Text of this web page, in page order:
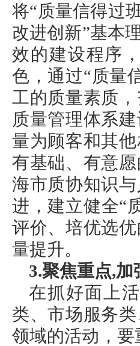
将“质量信得过
改进创新”基本
效的建设程序
色，通过“质量
工的质量素质
质量管理体系
量为顾客和其
有基础、有意
海市质协知识
进，建立健全“
评价、培优选
量提升。
3.聚焦重点,加
在抓好面上
类、市场服务
领域的活动，要